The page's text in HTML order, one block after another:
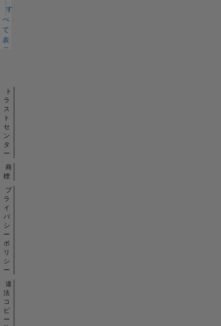
す
べ
て
表
示
ト
ラ
ス
ト
セ
ン
タ
ー
商
標
プ
ラ
イ
バ
シ
ー
ポ
リ
シ
ー
違
法
コ
ピ
ー